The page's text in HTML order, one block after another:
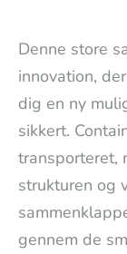
Denne store
innovation,
dig en ny
sikkert.
transporteret,
strukturen og
gennem de